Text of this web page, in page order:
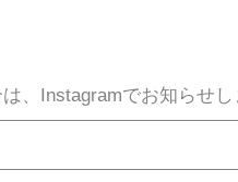
、Instagramでお知らせし